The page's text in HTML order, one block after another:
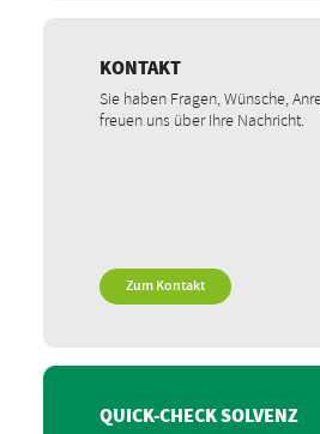
KONTAKT
Sie haben Fragen, Wünsche,
freuen uns über Ihre Nachricht.
Zum Kontakt
QUICK-CHECK SOLVENZ